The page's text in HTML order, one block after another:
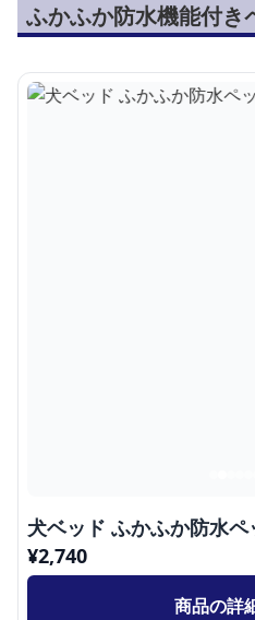
ふかふか防水機能付き
犬ベッド ふかふか防水
¥2,740
商品の詳